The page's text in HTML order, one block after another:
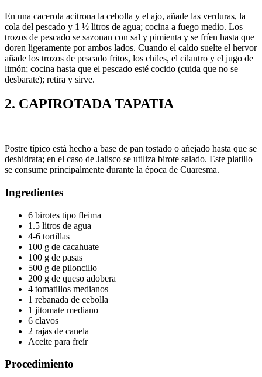
En una cacerola acitrona la cebolla y el ajo, añade las verduras, la
cola del pescado y 1 ½ litros de agua; cocina a fuego medio. Los
trozos de pescado se sazonan con sal y pimienta y se fríen hasta que
doren ligeramente por ambos lados. Cuando el caldo suelte el hervor
añade los trozos de pescado fritos, los chiles, el cilantro y el jugo de
limón; cocina hasta que el pescado esté cocido (cuida que no se
desbarate); retira y sirve.
2. CAPIROTADA TAPATIA
Postre típico está hecho a base de pan tostado o añejado hasta que se
deshidrata; en el caso de Jalisco se utiliza birote salado. Este platillo
se consume principalmente durante la época de Cuaresma.
Ingredientes
6 birotes tipo fleima
1.5 litros de agua
4-6 tortillas
100 g de cacahuate
100 g de pasas
500 g de piloncillo
200 g de queso adobera
4 tomatillos medianos
1 rebanada de cebolla
1 jitomate mediano
6 clavos
2 rajas de canela
Aceite para freír
Procedimiento